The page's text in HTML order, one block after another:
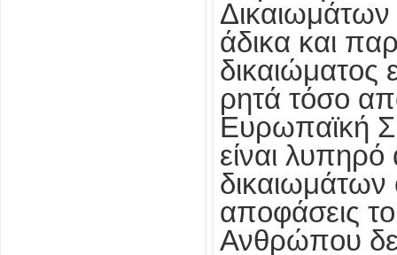
Δικαιωμάτων
άδικα και
δικαιώματος
ρητά τόσο
Ευρωπαϊκή
είναι
δικαιωμάτων
αποφάσεις
Ανθρώπου